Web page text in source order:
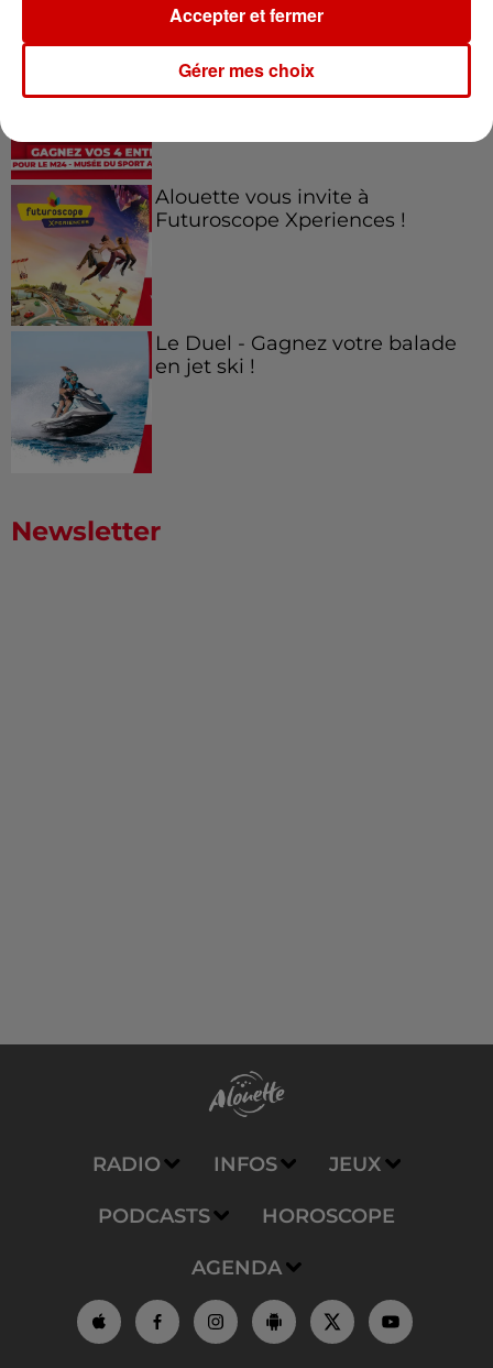
Gagnez vos entrées pour le
Musée du Sport Automobile au
Mans !
Alouette vous invite à
Futuroscope Xperiences !
Le Duel - Gagnez votre balade
en jet ski !
Newsletter
RADIO INFOS JEUX
PODCASTS HOROSCOPE
AGENDA
Gérer mes choix
Accepter et fermer